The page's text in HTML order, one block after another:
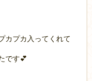
カプカ入ってくれて
です💕